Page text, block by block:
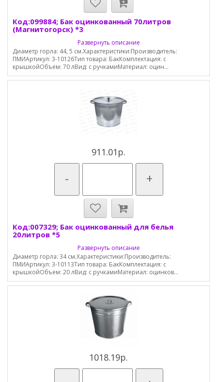
Код:099884; Бак оцинкованный 70литров
(Магнитогорск) *3
Развернуть описание
Диаметр горла: 44, 5 см.Характеристики:Производитель:
ПМИАртикул: 3-10126Тип товара: БакКомплектация: с
крышкойОбъем: 70 лВид: с ручкамиМатериал: оцин...
911.01р.
- +
Код:007329; Бак оцинкованный для белья
20литров *5
Развернуть описание
Диаметр горла: 34 см.Характеристики:Производитель:
ПМИАртикул: 3-10113Тип товара: БакКомплектация: с
крышкойОбъем: 20 лВид: с ручкамиМатериал: оцинков...
1018.19р.